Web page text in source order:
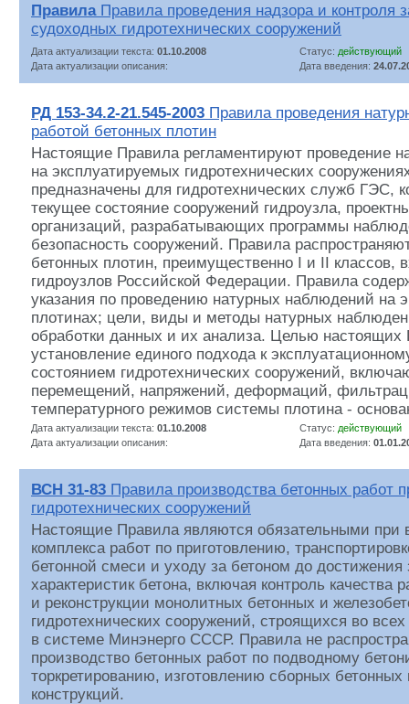
Правила Правила проведения надзора и контроля
судоходных гидротехнических сооружений
Дата актуализации текста: 01.10.2008 Статус: действующий
Дата актуализации описания:
Дата введения:
РД 153-34.2-21.545-2003 Правила проведения
работой бетонных плотин
Настоящие Правила регламентируют проведение
на эксплуатируемых гидротехнических
предназначены для гидротехнических служб ГЭС,
текущее состояние сооружений гидроузла,
организаций, разрабатывающих программы
безопасность сооружений. Правила
бетонных плотин, преимущественно I и II классов,
гидроузлов Российской Федерации. Правила
указания по проведению натурных наблюдений на
плотинах; цели, виды и методы натурных
обработки данных и их анализа. Целью настоящих
установление единого подхода к
состоянием гидротехнических сооружений,
перемещений, напряжений, деформаций,
температурного режимов системы плотина -
Дата актуализации текста: 01.10.2008 Статус: действующий
Дата актуализации описания:
Дата введения:
ВСН 31-83 Правила производства бетонных работ
гидротехнических сооружений
Настоящие Правила являются обязательными при
комплекса работ по приготовлению,
бетонной смеси и уходу за бетоном до достижения
характеристик бетона, включая контроль качества
и реконструкции монолитных бетонных и
гидротехнических сооружений, строящихся во
в системе Минэнерго СССР. Правила не
производство бетонных работ по подводному
торкретированию, изготовлению сборных
конструкций.